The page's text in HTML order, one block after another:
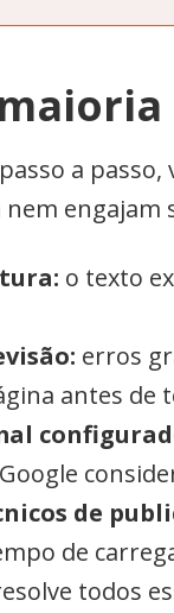
a
engajam
o texto
erros
antes de
de
de
todos